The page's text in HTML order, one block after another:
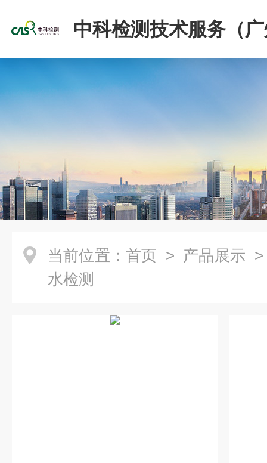
中科检测技术服务（
份有限公司
当前位置： 首页 > 产品展示
水检测